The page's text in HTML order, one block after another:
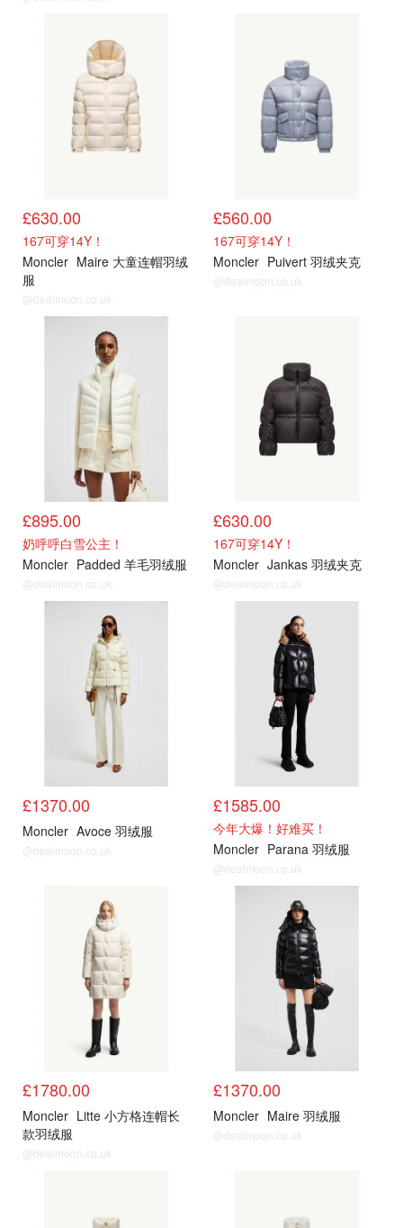
£630.00
167可穿14Y！
Moncler Maire 大童连帽羽绒
服
@dealmoon.co.uk
£560.00
167可穿14Y！
Moncler Puivert 羽绒夹克
@dealmoon.co.uk
£895.00
奶呼呼白雪公主！
Moncler Padded 羊毛羽绒服
@dealmoon.co.uk
£630.00
167可穿14Y！
Moncler Jankas 羽绒夹克
@dealmoon.co.uk
£1370.00
Moncler Avoce 羽绒服
@dealmoon.co.uk
£1585.00
今年大爆！好难买！
Moncler Parana 羽绒服
@dealmoon.co.uk
£1780.00
Moncler Litte 小方格连帽长
款羽绒服
@dealmoon.co.uk
£1370.00
Moncler Maire 羽绒服
@dealmoon.co.uk